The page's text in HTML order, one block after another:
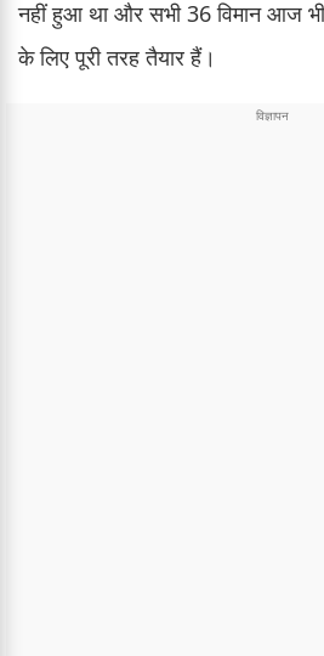
नहीं हुआ था और सभी 36 विमान आज
के लिए पूरी तरह तैयार हैं।